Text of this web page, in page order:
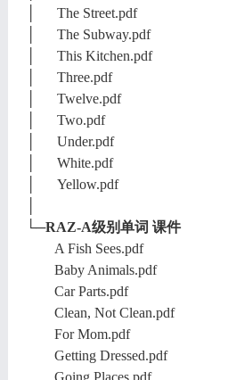
│ The Street.pdf
│ The Subway.pdf
│ This Kitchen.pdf
│ Three.pdf
│ Twelve.pdf
│ Two.pdf
│ Under.pdf
│ White.pdf
│ Yellow.pdf
└─RAZ-A级别单词 课件
A Fish Sees.pdf
Baby Animals.pdf
Car Parts.pdf
Clean, Not Clean.pdf
For Mom.pdf
Getting Dressed.pdf
Going Places.pdf